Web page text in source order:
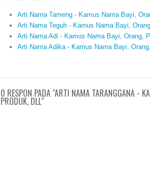
Arti Nama Tameng - Kamus Nama Bayi,
Arti Nama Teguh - Kamus Nama Bayi,
Arti Nama Adi - Kamus Nama Bayi, Orang,
Arti Nama Adika - Kamus Nama Bayi,
0 RESPON PADA "ARTI NAMA TARANGGANA -
PRODUK, DLL"